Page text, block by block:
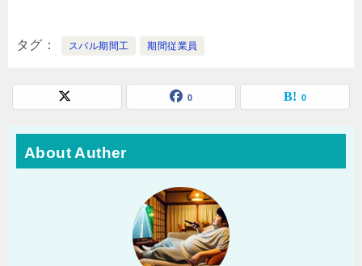
タグ スバル期間工 期間従業員
0 0
About Auther